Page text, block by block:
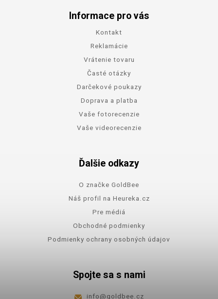
Informace pro vás
Kontakt
Reklamácie
Vrátenie tovaru
Časté otázky
Darčekové poukazy
Doprava a platba
Vaše fotorecenzie
Vaše videorecenzie
Ďalšie odkazy
O značke GoldBee
Náš profil na Heureka.cz
Pre médiá
Obchodné podmienky
Podmienky ochrany osobných údajov
Spojte sa s nami
info@goldbee.cz